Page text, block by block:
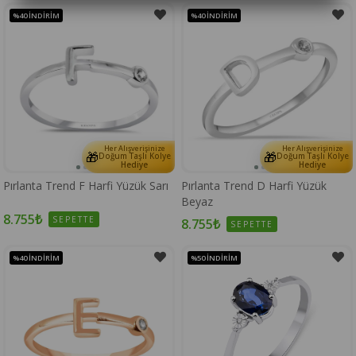
🎁 Her Alışverişinize
Doğum Taşlı Kolye
Hediye
Pırlanta Trend F Harfi Yüzük Sarı
8.755₺ SEPETTE
%40İNDIRIM
🎁 Her Alışverişinize
Doğum Taşlı Kolye
Hediye
Pırlanta Trend D Harfi Yüzük
Beyaz
8.755₺ SEPETTE
%40İNDIRIM
%40İNDIRIM %50İNDIRIM